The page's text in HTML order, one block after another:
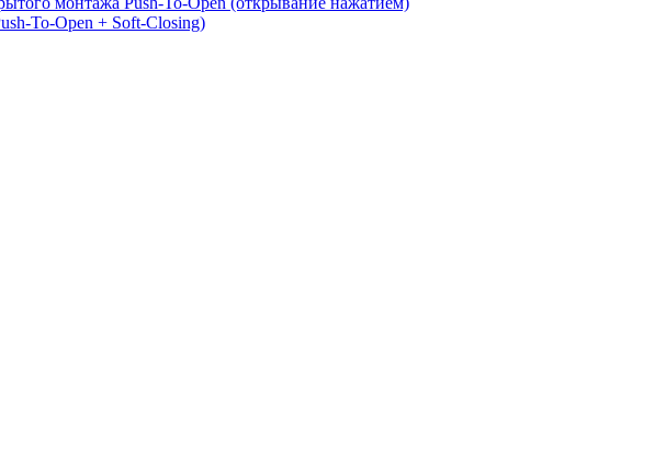
To-Open + Soft-Closing)